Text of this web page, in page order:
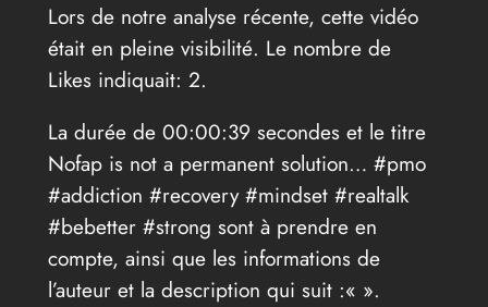
Lors de notre analyse récente, cette vidéo
était en pleine visibilité. Le nombre de
Likes indiquait: 2.
La durée de 00:00:39 secondes et le titre
Nofap is not a permanent solution… #pmo
#addiction #recovery #mindset #realtalk
#bebetter #strong sont à prendre en
compte, ainsi que les informations de
l’auteur et la description qui suit :« ».